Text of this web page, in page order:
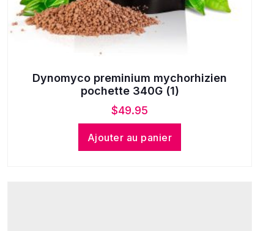
Dynomyco preminium mychorhizien
pochette 340G (1)
$49.95
Ajouter au panier